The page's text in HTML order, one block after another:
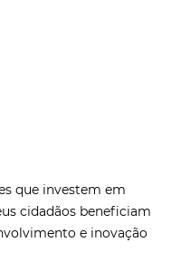
que investem em
cidadãos beneficiam
e inovação